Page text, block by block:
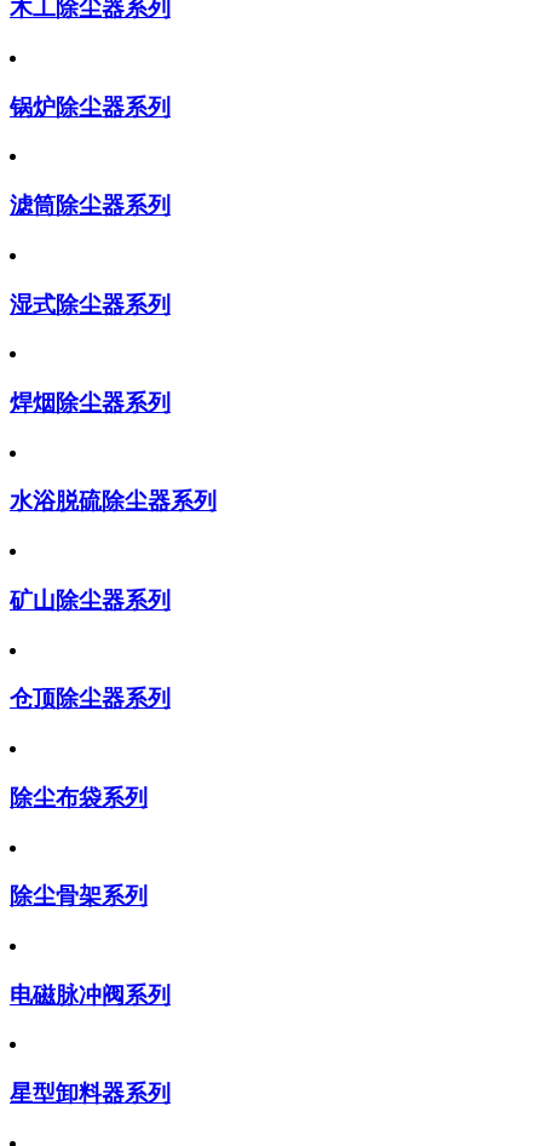
木工除尘器系列
锅炉除尘器系列
滤筒除尘器系列
湿式除尘器系列
焊烟除尘器系列
水浴脱硫除尘器系列
矿山除尘器系列
仓顶除尘器系列
除尘布袋系列
除尘骨架系列
电磁脉冲阀系列
星型卸料器系列